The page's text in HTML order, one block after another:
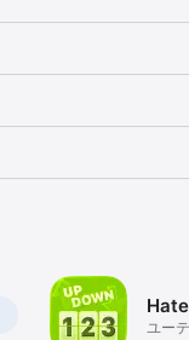
ユー